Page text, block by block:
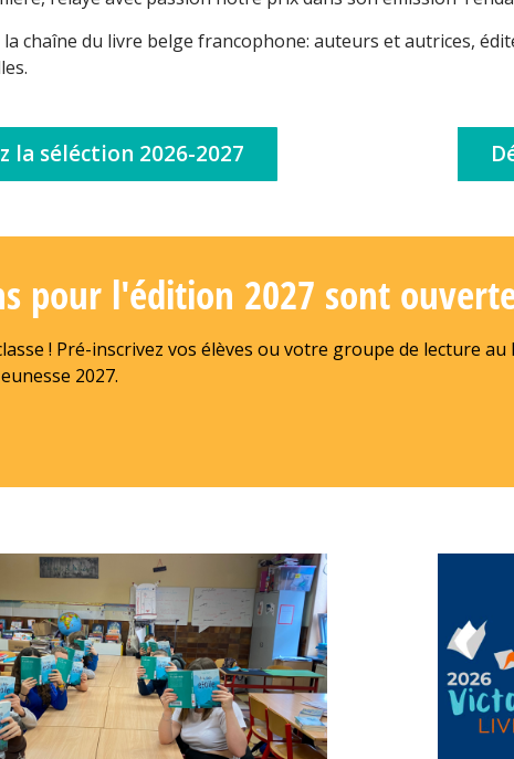
chaîne du livre belge francophone: auteurs et autrices,
la séléction 2026-2027
pour l'édition 2027 sont
! Pré-inscrivez vos élèves ou votre groupe de lecture au
2027.